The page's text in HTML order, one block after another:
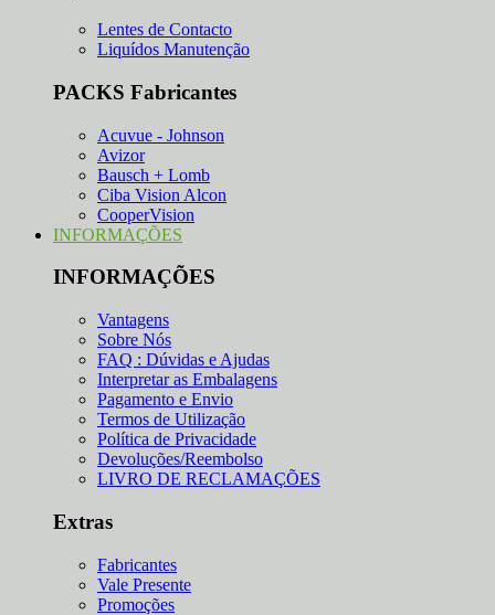
Lentes de Contacto
Liquídos Manutenção
PACKS Fabricantes
Acuvue - Johnson
Avizor
Bausch + Lomb
Ciba Vision Alcon
CooperVision
INFORMAÇÕES
INFORMAÇÕES
Vantagens
Sobre Nós
FAQ : Dúvidas e Ajudas
Interpretar as Embalagens
Pagamento e Envio
Termos de Utilização
Política de Privacidade
Devoluções/Reembolso
LIVRO DE RECLAMAÇÕES
Extras
Fabricantes
Vale Presente
Promoções